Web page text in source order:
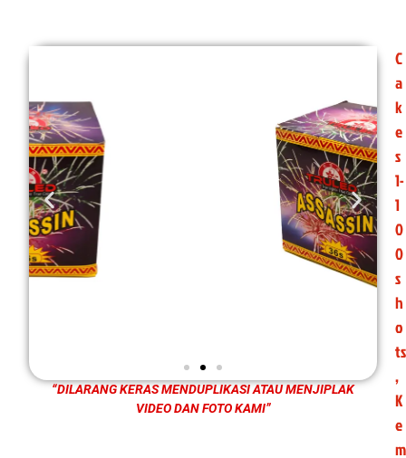
“DILARANG KERAS MENDUPLIKASI ATAU MENJIPLAK
VIDEO DAN FOTO KAMI”
C
a
k
e
s
1-
1
0
0
s
h
o
ts
,
K
e
m